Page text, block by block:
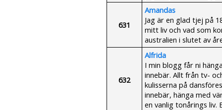
631
Amandas
Jag är en glad tjej på
mitt liv och vad som
australien i slutet av
632
Alfrida
I min blogg får ni
innebär. Allt från tv-
kulisserna på
innebär, hänga med
en vanlig tonårings liv.